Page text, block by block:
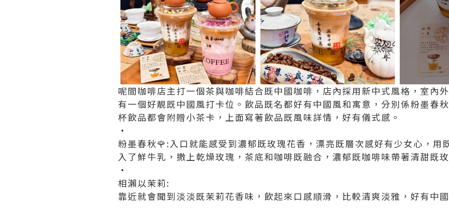
呢間咖啡店主打一個茶與咖啡結合既中國咖啡，店內採用新中式風格，室內
有一個好靚既中國風打卡位。飲品既名都好有中國風和寓意，分別係粉墨春
杯飲品都會附贈小茶卡，上面寫著飲品既風味詳情，好有儀式感。
·
粉墨春秋🌹:入口就能感受到濃郁既玫瑰花香，漂亮既層次感好有少女心，用
入了鮮牛乳，撒上乾燥玫瑰，茶底和咖啡既融合，濃郁既咖啡味帶著清甜既
·
相瀨以茉莉:
靠近就會聞到淡淡既茉莉花香味，飲起來口感順滑，比較清爽淡雅，好有中